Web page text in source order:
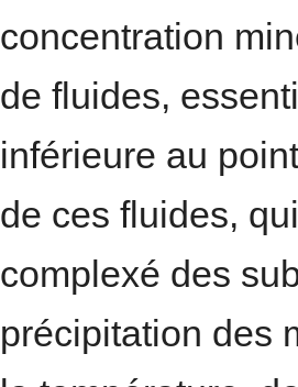
concentration
de fluides,
inférieure au
de ces fluides,
complexé des
précipitation des